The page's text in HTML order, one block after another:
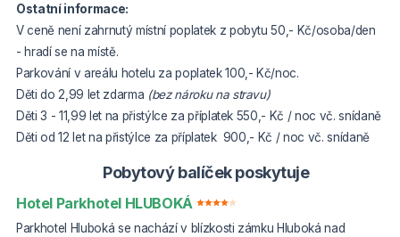
Ostatní informace:
V ceně není zahrnutý místní poplatek z pobytu 50,- Kč/osoba/den
- hradí se na místě.
Parkování v areálu hotelu za poplatek 100,- Kč/noc.
Děti do 2,99 let zdarma (bez nároku na stravu)
Děti 3 - 11,99 let na přistýlce za příplatek 550,- Kč / noc vč. snídaně
Děti od 12 let na přistýlce za příplatek 900,- Kč / noc vč. snídaně
Pobytový balíček poskytuje
Hotel Parkhotel HLUBOKÁ
Parkhotel Hluboká se nachází v blízkosti zámku Hluboká nad